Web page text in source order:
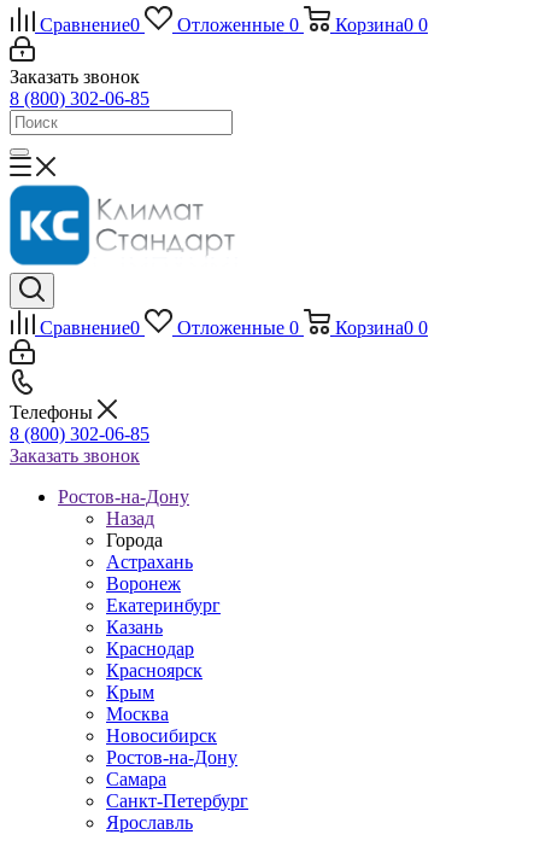
Сравнение0 Отложенные 0 Корзина0 0
Заказать звонок
8 (800) 302-06-85
Сравнение0 Отложенные 0 Корзина0 0
Телефоны
8 (800) 302-06-85
Заказать звонок
Ростов-на-Дону
Назад
Города
Астрахань
Воронеж
Екатеринбург
Казань
Краснодар
Красноярск
Крым
Москва
Новосибирск
Ростов-на-Дону
Самара
Санкт-Петербург
Ярославль